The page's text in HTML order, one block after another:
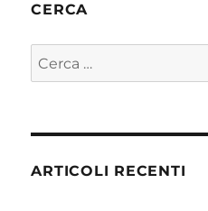
CERCA
Cerca:
ARTICOLI RECENTI